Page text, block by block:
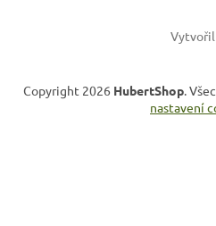
Copyright 2026 HubertShop.
nastavení